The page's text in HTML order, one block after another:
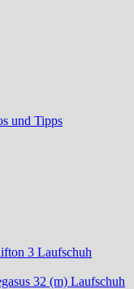
und Tipps
3 Laufschuh
32 (m) Laufschuh